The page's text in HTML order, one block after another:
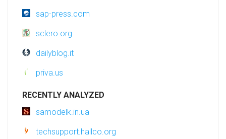
sap-press.com
sclero.org
dailyblog.it
priva.us
RECENTLY ANALYZED
samodelk.in.ua
techsupport.hallco.org